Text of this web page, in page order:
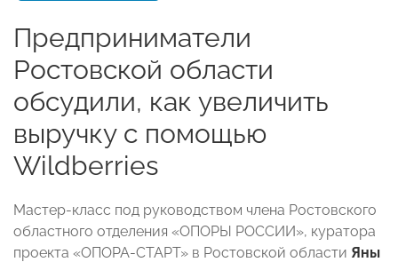
Предприниматели
Ростовской области
обсудили, как увеличить
выручку с помощью
Wildberries
Мастер-класс под руководством члена Ростовского
областного отделения «ОПОРЫ РОССИИ», куратора
проекта «ОПОРА-СТАРТ» в Ростовской области Яны